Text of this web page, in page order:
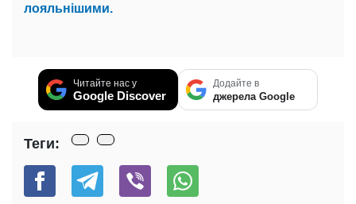
лояльнішими.
Читайте нас у
Google Discover
Додайте в
джерела Google
Теги: